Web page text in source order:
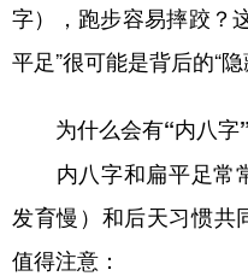
健康 军事
食品 人居
溯源中国 城市
会展 彩票
字），跑步容易摔跤？
平足”很可能是背后的“隐
为什么会有“内八字
内八字和扁平足常
发育慢）和后天习惯共
值得注意：